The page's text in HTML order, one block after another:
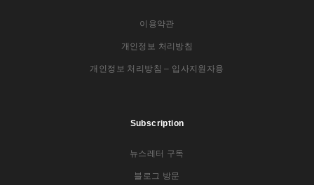
이용약관
개인정보 처리방침
개인정보 처리방침 – 입사지원자용
Subscription
뉴스레터 구독
블로그 방문